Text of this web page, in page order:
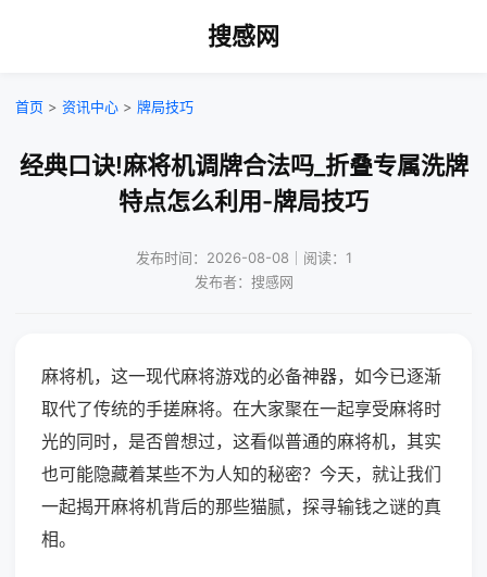
搜感网
首页 > 资讯中心 > 牌局技巧
经典口诀!麻将机调牌合法吗_折叠专属洗牌
特点怎么利用-牌局技巧
发布时间：2026-08-08｜阅读：1
发布者：搜感网
麻将机，这一现代麻将游戏的必备神器，如今已逐渐
取代了传统的手搓麻将。在大家聚在一起享受麻将时
光的同时，是否曾想过，这看似普通的麻将机，其实
也可能隐藏着某些不为人知的秘密？今天，就让我们
一起揭开麻将机背后的那些猫腻，探寻输钱之谜的真
相。